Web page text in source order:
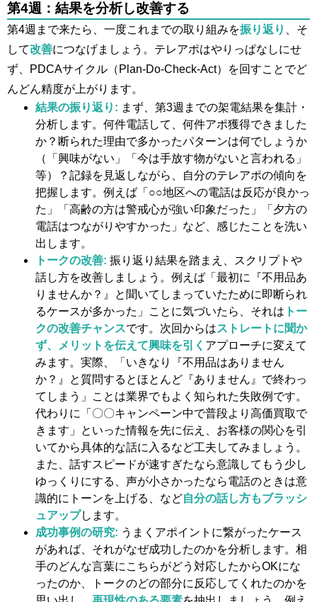
第4週：結果を分析し改善する
第4週まで来たら、一度これまでの取り組みを振り返り
、そ
して改善につなげましょう。テレアポはやりっぱなしにせ
ず、PDCAサイクル（Plan-Do-Check-Act）を回すことでど
んどん精度が上がります。
結果の振り返り: まず、第3週までの架電結果を集計・
分析します。何件電話して、何件アポ獲得できました
か？断られた理由で多かったパターンは何でしょうか
（「興味がない」「今は手放す物がないと言われる」
等）？記録を見返しながら、自分のテレアポの傾向を
把握します。例えば「○○地区への電話は反応が良かっ
た」「高齢の方は警戒心が強い印象だった」「夕方の
電話はつながりやすかった」など、感じたことを洗い
出します。
トークの改善: 振り返り結果を踏まえ、スクリプトや
話し方を改善しましょう。例えば「最初に『不用品あ
りませんか？』と聞いてしまっていたために即断られ
るケースが多かった」ことに気づいたら、それは トー
クの改善チャンスです。次回からはストレートに聞か
ず、メリットを伝えて興味を引く アプローチに変えて
みます​。実際、「いきなり『不用品はありません
か？』と質問するとほとんど『ありません』で終わっ
てしまう」ことは業界でもよく知られた失敗例です。
代わりに「〇〇キャンペーン中で普段より高価買取で
きます」といった情報を先に伝え、お客様の関心を引
いてから具体的な話に入るなど工夫してみましょう。
また、話すスピードが速すぎたなら意識してもう少し
ゆっくりにする、声が小さかったなら電話のときは意
識的にトーンを上げる​、など自分の話し方もブラッシ
ュアップします。
成功事例の研究: うまくアポイントに繋がったケース
があれば、それがなぜ成功したのかを分析します。相
手のどんな言葉にこちらがどう対応したからOKにな
ったのか、トークのどの部分に反応してくれたのかを